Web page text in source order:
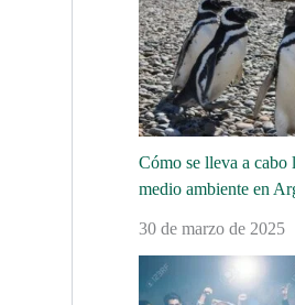
Cómo se lleva a cabo
medio ambiente en
30 de marzo de 2025